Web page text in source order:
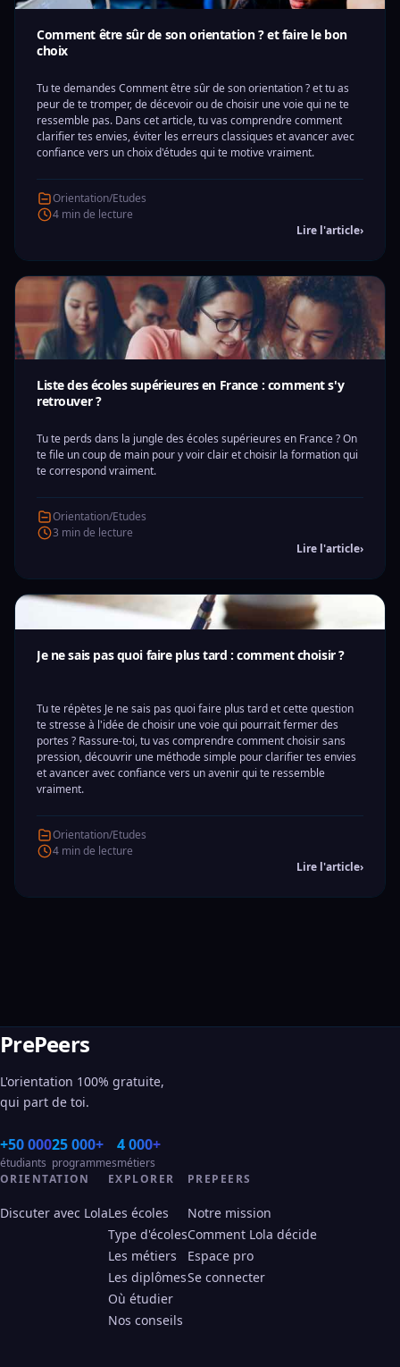
Comment être sûr de son orientation ? et faire le bon
choix
Tu te demandes Comment être sûr de son orientation ? et tu as
peur de te tromper, de décevoir ou de choisir une voie qui ne te
ressemble pas. Dans cet article, tu vas comprendre comment
clarifier tes envies, éviter les erreurs classiques et avancer avec
confiance vers un choix d'études qui te motive vraiment.
Orientation/Etudes
4 min de lecture
Lire l'article›
Liste des écoles supérieures en France : comment s'y
retrouver ?
Tu te perds dans la jungle des écoles supérieures en France ? On
te file un coup de main pour y voir clair et choisir la formation qui
te correspond vraiment.
Orientation/Etudes
3 min de lecture
Lire l'article›
Je ne sais pas quoi faire plus tard : comment choisir ?
Tu te répètes Je ne sais pas quoi faire plus tard et cette question
te stresse à l'idée de choisir une voie qui pourrait fermer des
portes ? Rassure-toi, tu vas comprendre comment choisir sans
pression, découvrir une méthode simple pour clarifier tes envies
et avancer avec confiance vers un avenir qui te ressemble
vraiment.
Orientation/Etudes
4 min de lecture
Lire l'article›
PrePeers
L'orientation 100% gratuite,
qui part de toi.
+50 000
étudiants
25 000+
programmes
4 000+
métiers
ORIENTATION
Discuter avec Lola
EXPLORER
Les écoles
Type d'écoles
Les métiers
Les diplômes
Où étudier
Nos conseils
PREPEERS
Notre mission
Comment Lola décide
Espace pro
Se connecter